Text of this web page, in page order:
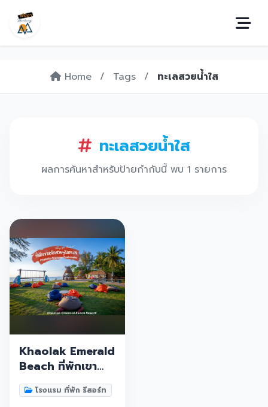
Home / Tags / ทะเลสวยน้ำใส
ทะเลสวยน้ำใส
ผลการค้นหาสำหรับป้ายกำกับนี้ พบ 1 รายการ
Khaolak Emerald
Beach ที่พักเขา
หลัก ที่พักพังงา สุด
สวยริมทะเลเขาหลัก
โรงแรม ที่พัก รีสอร์ท